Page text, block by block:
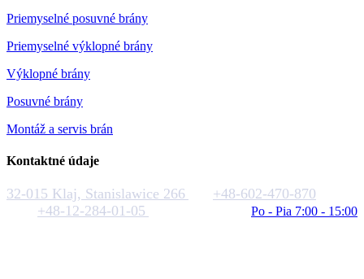
Priemyselné posuvné brány
Priemyselné výklopné brány
Výklopné brány
Posuvné brány
Montáž a servis brán
Kontaktné údaje
32-015 Klaj, Stanislawice 266
+48-602-470-870
+48-12-284-01-05
Po - Pia 7:00 - 15:00